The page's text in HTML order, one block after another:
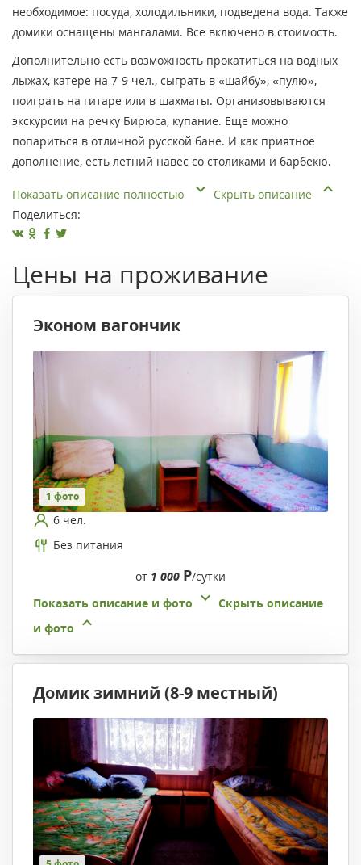
необходимое: посуда, холодильники, подведена вода. Также
домики оснащены мангалами. Все включено в стоимость.
Дополнительно есть возможность прокатиться на водных
лыжах, катере на 7-9 чел., сыграть в «шайбу», «пулю»,
поиграть на гитаре или в шахматы. Организовываются
экскурсии на речку Бирюса, купание. Еще можно
попариться в отличной русской бане. И как приятное
дополнение, есть летний навес со столиками и барбекю.
Показать описание полностью
Скрыть описание
Поделиться:
Цены на проживание
Эконом вагончик
1 фото
6 чел.
Без питания
от 1 000 Р/сутки
Показать описание и фото
Скрыть описание
и фото
Домик зимний (8-9 местный)